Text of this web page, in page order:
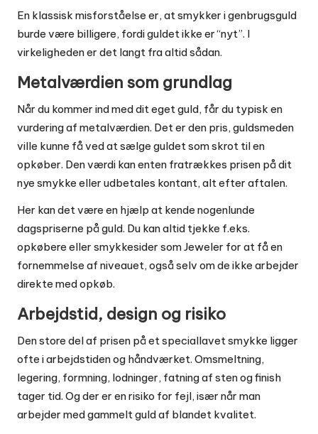
En klassisk misforståelse er, at smykker i genbrugsguld
burde være billigere, fordi guldet ikke er “nyt”. I
virkeligheden er det langt fra altid sådan.
Metalværdien som grundlag
Når du kommer ind med dit eget guld, får du typisk en
vurdering af metalværdien. Det er den pris, guldsmeden
ville kunne få ved at sælge guldet som skrot til en
opkøber. Den værdi kan enten fratrækkes prisen på dit
nye smykke eller udbetales kontant, alt efter aftalen.
Her kan det være en hjælp at kende nogenlunde
dagspriserne på guld. Du kan altid tjekke f.eks.
opkøbere eller smykkesider som Jeweler for at få en
fornemmelse af niveauet, også selv om de ikke arbejder
direkte med opkøb.
Arbejdstid, design og risiko
Den store del af prisen på et speciallavet smykke ligger
ofte i arbejdstiden og håndværket. Omsmeltning,
legering, formning, lodninger, fatning af sten og finish
tager tid. Og der er en risiko for fejl, især når man
arbejder med gammelt guld af blandet kvalitet.